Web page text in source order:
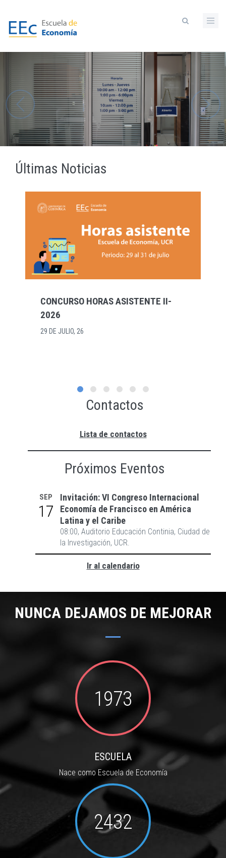
contenido
Últimas Noticias
CONCURSO HORAS ASISTENTE II-
2026
29 DE JULIO, 26
Contactos
Lista de contactos
Próximos Eventos
SEP
17
Invitación: VI Congreso Internacional
Economía de Francisco en América
Latina y el Caribe
08:00, Auditorio Educación Continia, Ciudad de
la Investigación, UCR.
Ir al calendario
NUNCA DEJAMOS DE MEJORAR
1973
ESCUELA
Nace como Escuela de Economía
2432